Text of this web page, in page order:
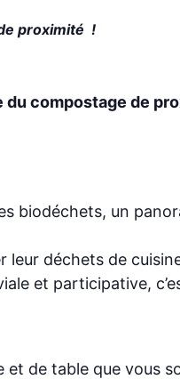
proximité !
du compostage de
biodéchets, un
déchets de
et participative,
et de table que vous